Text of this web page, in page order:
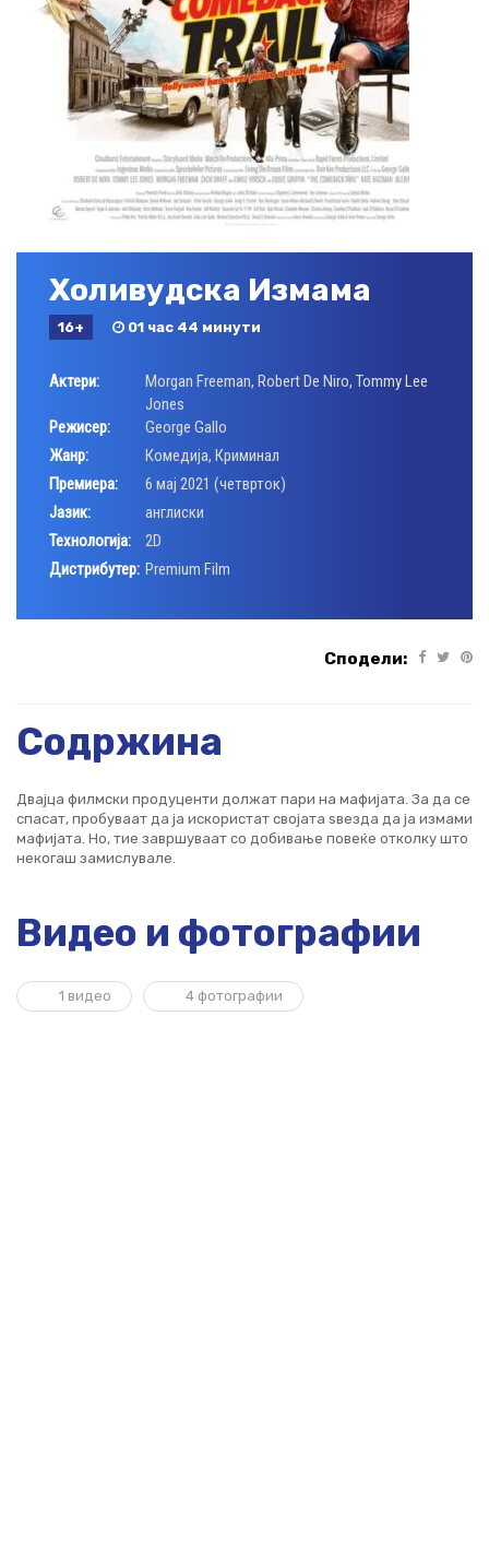
Холивудска Измама
16+ 01 час 44 минути
Актери: Morgan Freeman, Robert De Niro, Tommy Lee
Jones
Режисер:
George Gallo
Жанр:
Комедија, Криминал
Премиера:
6 мај 2021 (четврток)
Јазик:
англиски
Технологија:
2D
Дистрибутер: Premium Film
Сподели:
Содржина
Двајца филмски продуценти должат пари на мафијата. За да се
спасат, пробуваат да ја искористат својата ѕвезда да ја измами
мафијата. Но, тие завршуваат со добивање повеќе отколку што
некогаш замислувале.
Видео и фотографии
1 видео 4 фотографии